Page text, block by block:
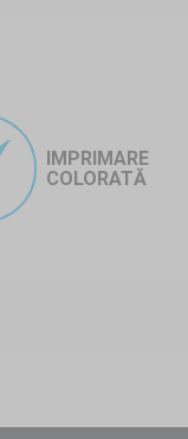
IMPRIMARE
COLORATĂ